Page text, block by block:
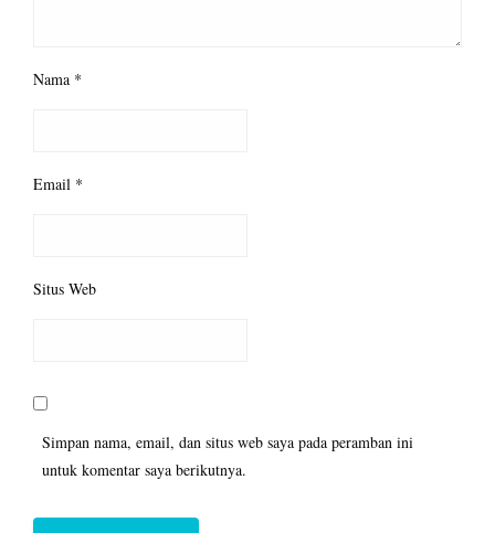
Nama *
Email *
Situs Web
Simpan nama, email, dan situs web saya pada peramban ini
untuk komentar saya berikutnya.